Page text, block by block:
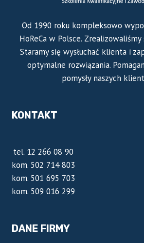
Od 1990 roku kompleksowo
HoReCa w Polsce.
Staramy się wysłuchać klienta i
optymalne rozwiązania.
pomysły naszych
KONTAKT
tel. 12 266 08 90
kom. 502 714 803
kom. 501 695 703
kom. 509 016 299
DANE FIRMY